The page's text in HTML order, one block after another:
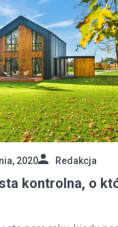
2020 Redakcja
kontrolna, o